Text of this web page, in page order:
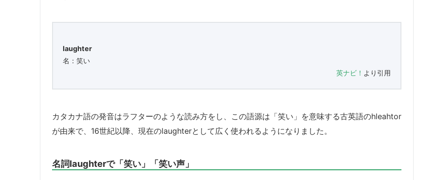
laughter
名：笑い
英ナビ！ より引用
カタカナ語の発音はラフターのような読み方をし、この語源は「笑い」を意味する古英語のhleahtor
が由来で、16世紀以降、現在のlaughterとして広く使われるようになりました。
名詞laughterで「笑い」「笑い声」